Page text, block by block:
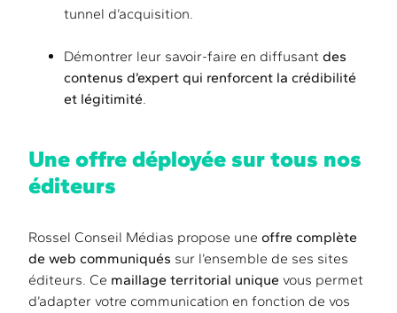
tunnel d’acquisition.
Démontrer leur savoir-faire en diffusant des
contenus d’expert qui renforcent la crédibilité
et légitimité.
Une offre déployée sur tous nos
éditeurs
Rossel Conseil Médias propose une offre complète
de web communiqués sur l’ensemble de ses sites
éditeurs. Ce maillage territorial unique vous permet
d’adapter votre communication en fonction de vos